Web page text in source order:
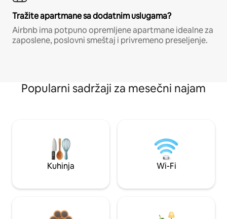
Tražite apartmane sa dodatnim uslugama?
Airbnb ima potpuno opremljene apartmane idealne za
zaposlene, poslovni smeštaj i privremeno preseljenje.
Popularni sadržaji za mesečni najam
Kuhinja Wi-Fi